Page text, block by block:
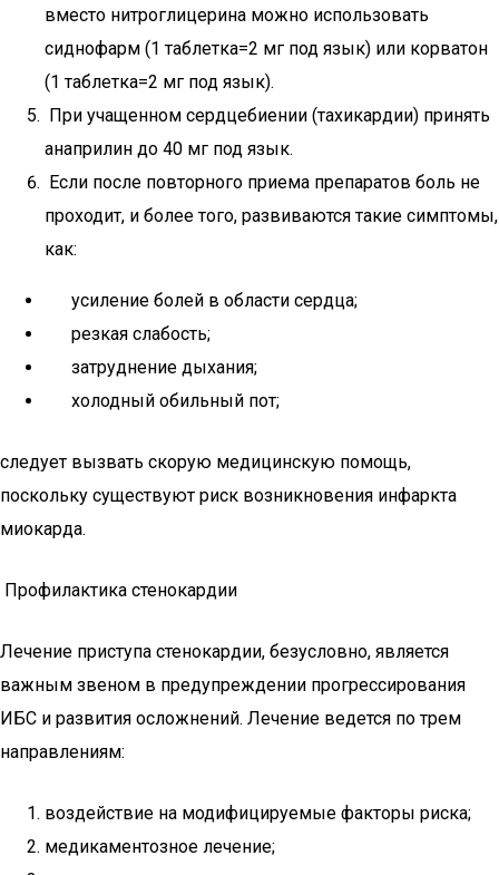
вместо нитроглицерина можно использовать
сиднофарм (1 таблетка=2 мг под язык) или корватон
(1 таблетка=2 мг под язык).
При учащенном сердцебиении (тахикардии) принять
анаприлин до 40 мг под язык.
Если после повторного приема препаратов боль не
проходит, и более того, развиваются такие симптомы,
как:
усиление болей в области сердца;
резкая слабость;
затруднение дыхания;
холодный обильный пот;
следует вызвать скорую медицинскую помощь,
поскольку существуют риск возникновения инфаркта
миокарда.
Профилактика стенокардии
Лечение приступа стенокардии, безусловно, является
важным звеном в предупреждении прогрессирования
ИБС и развития осложнений. Лечение ведется по трем
направлениям:
воздействие на модифицируемые факторы риска;
медикаментозное лечение;